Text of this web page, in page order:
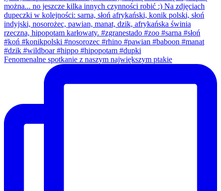
Fenomenalne spotkanie z naszym największym ptakie